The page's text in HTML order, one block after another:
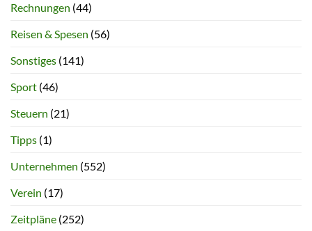
Rechnungen (44)
Reisen & Spesen (56)
Sonstiges (141)
Sport (46)
Steuern (21)
Tipps (1)
Unternehmen (552)
Verein (17)
Zeitpläne (252)